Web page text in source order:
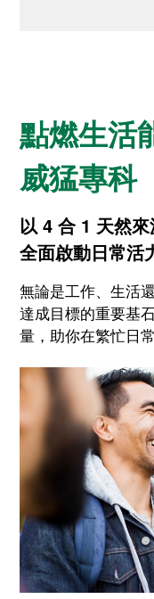
點燃生活
威猛專科
以 4 合 1 天然
全面啟動日常活
無論是工作、生活
達成目標的重要基
量，助你在繁忙日